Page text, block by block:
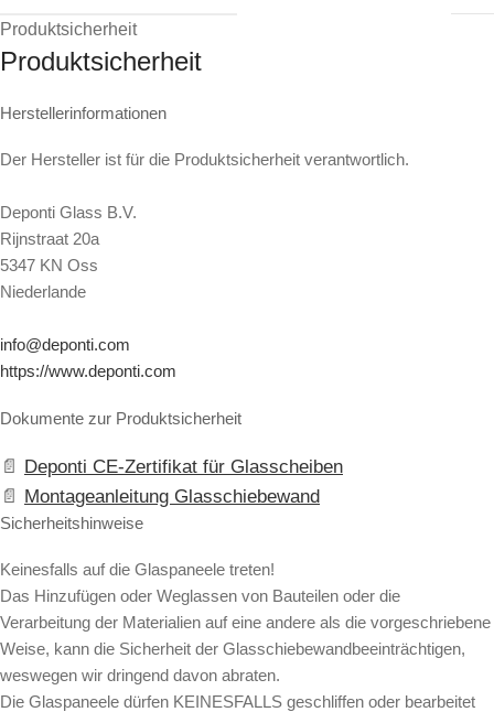
Produktsicherheit
Produktsicherheit
Herstellerinformationen
Der Hersteller ist für die Produktsicherheit verantwortlich.
Deponti Glass B.V.
Rijnstraat 20a
5347 KN Oss
Niederlande
info@deponti.com
https://www.deponti.com
Dokumente zur Produktsicherheit
Deponti CE-Zertifikat für Glasscheiben
Montageanleitung Glasschiebewand
Sicherheitshinweise
Keinesfalls auf die Glaspaneele treten!
Das Hinzufügen oder Weglassen von Bauteilen oder die
Verarbeitung der Materialien auf eine andere als die vorgeschriebene
Weise, kann die Sicherheit der Glasschiebewandbeeinträchtigen,
weswegen wir dringend davon abraten.
Die Glaspaneele dürfen KEINESFALLS geschliffen oder bearbeitet